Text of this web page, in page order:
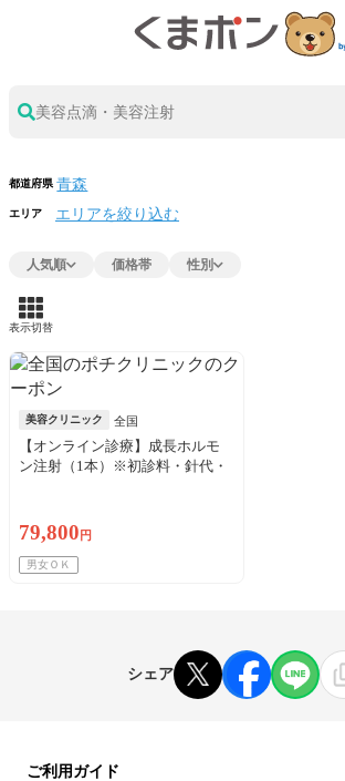
美容点滴・美容注射
都道府県
エリア エリアを絞り込む
人気順 価格帯 性別
表示切替
美容クリニック 全国
【オンライン診療】成長ホルモ
ン注射（1本）※初診料・針代・
79,800 円
男女ＯＫ
シェア
ご利用ガイド